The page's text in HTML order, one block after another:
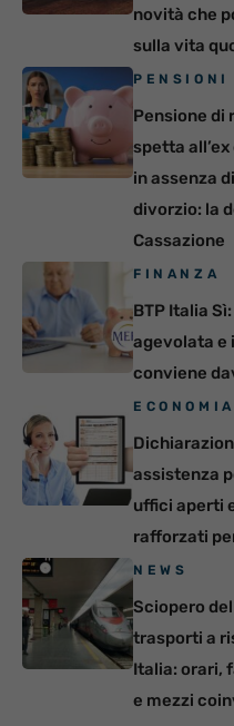
novità che
sulla vita
PENSIONI
Pensione di
spetta
in assenza
divorzio: la
Cassazione
FINANZA
BTP Italia
agevolata e
conviene
ECONOMIA
assistenza
uffici aperti
rafforzati
NEWS
Sciopero
trasporti a
Italia: orari,
e mezzi